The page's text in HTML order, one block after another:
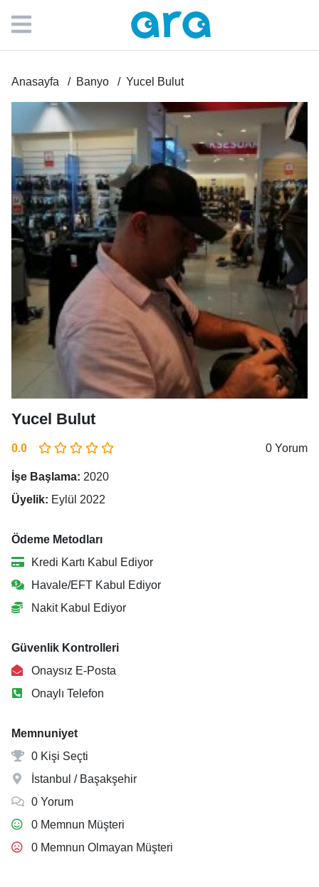
Anasayfa Banyo Yucel Bulut
Yucel Bulut
0.0 0 Yorum
İşe Başlama: 2020
Üyelik: Eylül 2022
Ödeme Metodları
Kredi Kartı Kabul Ediyor
Havale/EFT Kabul Ediyor
Nakit Kabul Ediyor
Güvenlik Kontrolleri
Onaysız E-Posta
Onaylı Telefon
Memnuniyet
0 Kişi Seçti
İstanbul / Başakşehir
0 Yorum
0 Memnun Müşteri
0 Memnun Olmayan Müşteri